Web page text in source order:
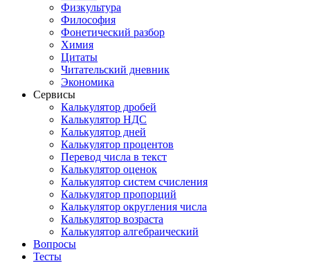
Физкультура
Философия
Фонетический разбор
Химия
Цитаты
Читательский дневник
Экономика
Сервисы
Калькулятор дробей
Калькулятор НДС
Калькулятор дней
Калькулятор процентов
Перевод числа в текст
Калькулятор оценок
Калькулятор систем счисления
Калькулятор пропорций
Калькулятор округления числа
Калькулятор возраста
Калькулятор алгебраический
Вопросы
Тесты